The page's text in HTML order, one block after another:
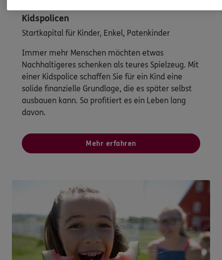
Kidspolicen
Startkapital für Kinder, Enkel, Patenkinder
Immer mehr Menschen möchten etwas
Nachhaltigeres schenken als teures Spielzeug. Mit
einer Kidspolice schaffen Sie für ein Kind eine
solide finanzielle Grundlage, die es später selbst
ausbauen kann. So profitiert es ein Leben lang
davon.
Mehr erfahren